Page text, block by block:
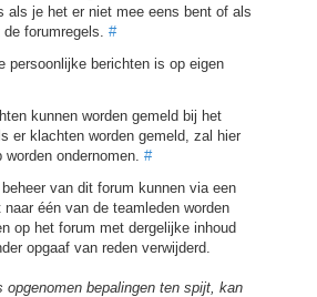
als je het er niet mee eens bent of als
forumregels. #
persoonlijke berichten is op eigen
kunnen worden gemeld bij het
er klachten worden gemeld, zal hier
ondernomen. #
van dit forum kunnen via een
één van de teamleden worden
op het forum met dergelijke inhoud
opgaaf van reden verwijderd.
opgenomen bepalingen ten spijt, kan